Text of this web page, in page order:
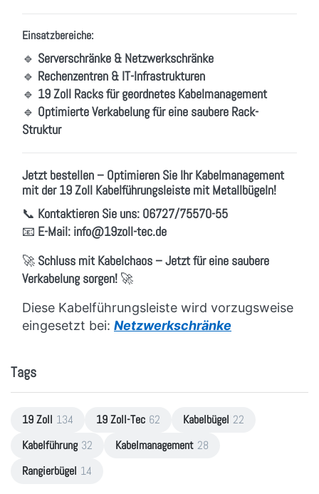
Einsatzbereiche:
🔹 Serverschränke & Netzwerkschränke
🔹 Rechenzentren & IT-Infrastrukturen
🔹 19 Zoll Racks für geordnetes Kabelmanagement
🔹 Optimierte Verkabelung für eine saubere Rack-
Struktur
Jetzt bestellen – Optimieren Sie Ihr Kabelmanagement
mit der 19 Zoll Kabelführungsleiste mit Metallbügeln!
📞 Kontaktieren Sie uns: 06727/75570-55
📧 E-Mail: info@19zoll-tec.de
🚀 Schluss mit Kabelchaos – Jetzt für eine saubere
Verkabelung sorgen! 🚀
Diese Kabelführungsleiste wird vorzugsweise
eingesetzt bei: Netzwerkschränke
Tags
19 Zoll 134 19 Zoll-Tec 62 Kabelbügel 22
Kabelführung 32 Kabelmanagement 28
Rangierbügel 14